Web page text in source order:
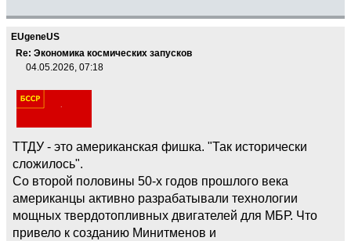
EUgeneUS
Re: Экономика космических запусков
04.05.2026, 07:18
ТТДУ - это американская фишка. "Так исторически
сложилось".
Со второй половины 50-х годов прошлого века
американцы активно разрабатывали технологии
мощных твердотопливных двигателей для МБР. Что
привело к созданию Минитменов и